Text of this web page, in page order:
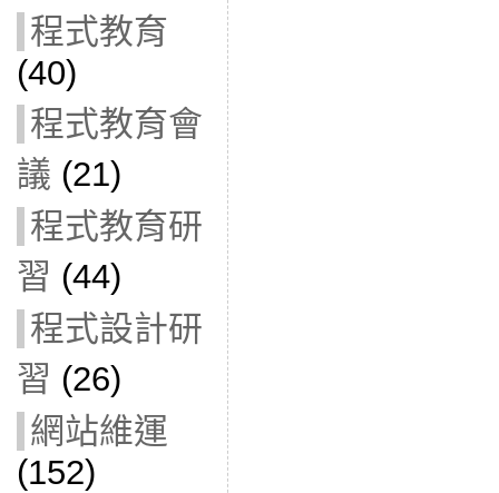
程式教育
(40)
程式教育會
議 (21)
程式教育研
習 (44)
程式設計研
習 (26)
網站維運
(152)